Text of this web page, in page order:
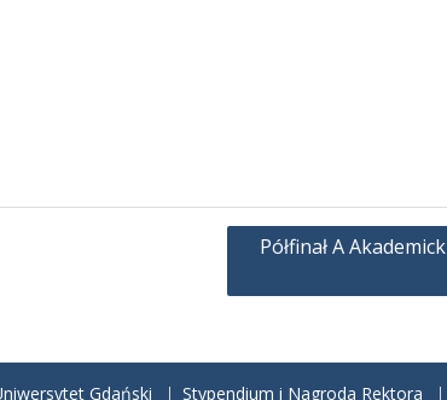
Półfinał A
Gdański Stypendium i Nagroda Rektora